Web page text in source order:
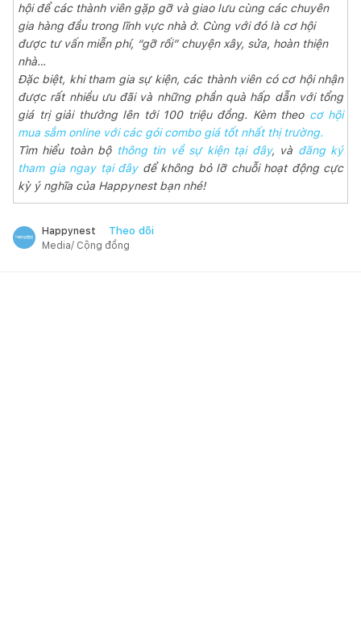
hội để các thành viên gặp gỡ và giao lưu cùng các chuyên
gia hàng đầu trong lĩnh vực nhà ở. Cùng với đó là cơ hội
được tư vấn miễn phí, “gỡ rối” chuyện xây, sửa, hoàn thiện
nhà…
Đặc biệt, khi tham gia sự kiện, các thành viên có cơ hội nhận
được rất nhiều ưu đãi và những phần quà hấp dẫn với tổng
giá trị giải thưởng lên tới 100 triệu đồng. Kèm theo cơ hội
mua sắm online với các gói combo giá tốt nhất thị trường.
Tìm hiểu toàn bộ thông tin về sự kiện tại đây, và đăng ký
tham gia ngay tại đâyđể không bỏ lỡ chuỗi hoạt động cực
kỳ ý nghĩa của Happynest bạn nhé!
Happynest Theo dõi
Media/ Cộng đồng